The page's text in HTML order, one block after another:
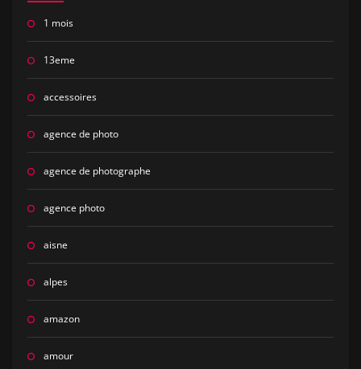
1 mois
13eme
accessoires
agence de photo
agence de photographe
agence photo
aisne
alpes
amazon
amour